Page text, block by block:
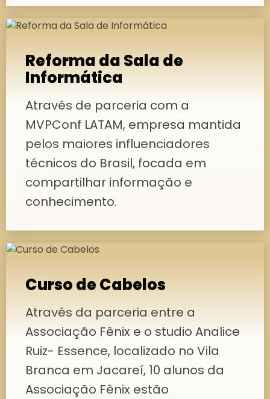
Reforma da Sala de
Informática
Através de parceria com a
MVPConf LATAM, empresa mantida
pelos maiores influenciadores
técnicos do Brasil, focada em
compartilhar informação e
conhecimento.
Curso de Cabelos
Através da parceria entre a
Associação Fênix e o studio Analice
Ruiz- Essence, localizado no Vila
Branca em Jacareí, 10 alunos da
Associação Fênix estão